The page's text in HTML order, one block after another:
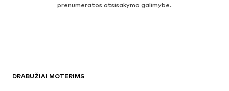
prenumeratos atsisakymo galimybe.
DRABUŽIAI MOTERIMS